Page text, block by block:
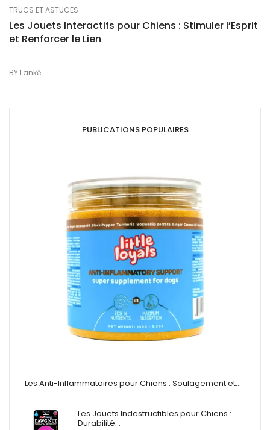
TRUCS ET ASTUCES
Les Jouets Interactifs pour Chiens : Stimuler l’Esprit
et Renforcer le Lien
BY Länkē
PUBLICATIONS POPULAIRES
Les Anti-Inflammatoires pour Chiens : Soulagement et…
Les Jouets Indestructibles pour Chiens :
Durabilité…